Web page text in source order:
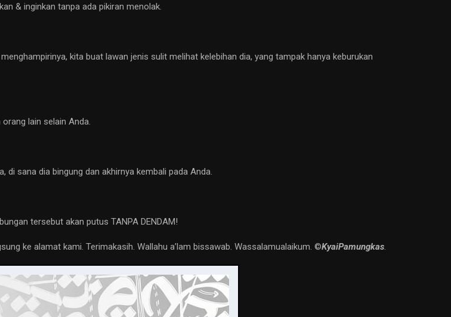
& inginkan tanpa ada pikiran menolak.
kita buat lawan jenis sulit melihat kelebihan dia, yang tampak hanya keburukan
lain selain Anda.
sana dia bingung dan akhirnya kembali pada Anda.
tersebut akan putus TANPA DENDAM!
ke alamat kami. Terimakasih. Wallahu a’lam bissawab. Wassalamualaikum. ©️KyaiPamungkas